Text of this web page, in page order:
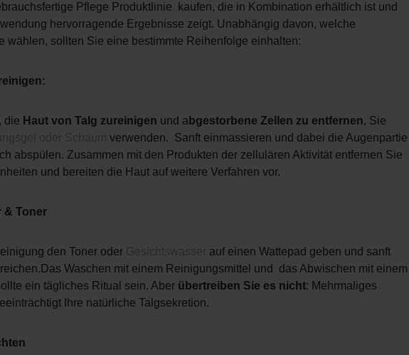
Pflege Produktlinie kaufen, die in Kombination erhältlich ist und
hervorragende Ergebnisse zeigt. Unabhängig davon, welche
wählen, sollten Sie eine bestimmte Reihenfolge einhalten:
die Haut von Talg zureinigen und a bgestorbene Zellen zu entfernen, Sie
oder Schaum verwenden. Sanft einmassieren und dabei die Augenpartie
abspülen. Zusammen mit den Produkten der zellulären Aktivität entfernen Sie
und bereiten die Haut auf weitere Verfahren vor.
& Toner
den Toner oder Gesichtswasser
auf einen Wattepad geben und sanft
Waschen mit einem Reinigungsmittel und
das Abwischen mit einem
ein tägliches Ritual sein. Aber übertreiben Sie es nicht: Mehrmaliges
Ihre natürliche Talgsekretion.